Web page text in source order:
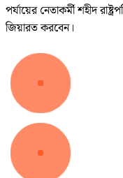
পর্যায়ের নেতাকর্মী শহীদ
জিয়ারত করবেন।